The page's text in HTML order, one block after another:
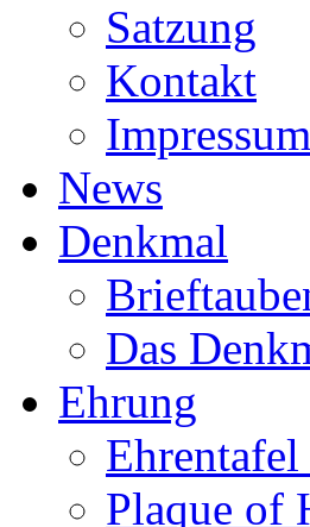
Satzung
Kontakt
Impressum
News
Denkmal
Das
Ehrung
Plaque of